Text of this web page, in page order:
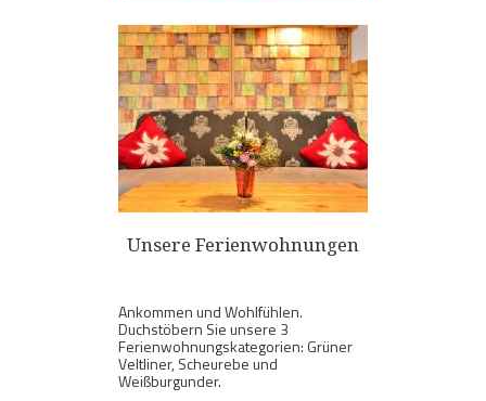
Unsere Ferienwohnungen
Ankommen und Wohlfühlen.
Duchstöbern Sie unsere 3
Ferienwohnungskategorien: Grüner
Veltliner, Scheurebe und
Weißburgunder.